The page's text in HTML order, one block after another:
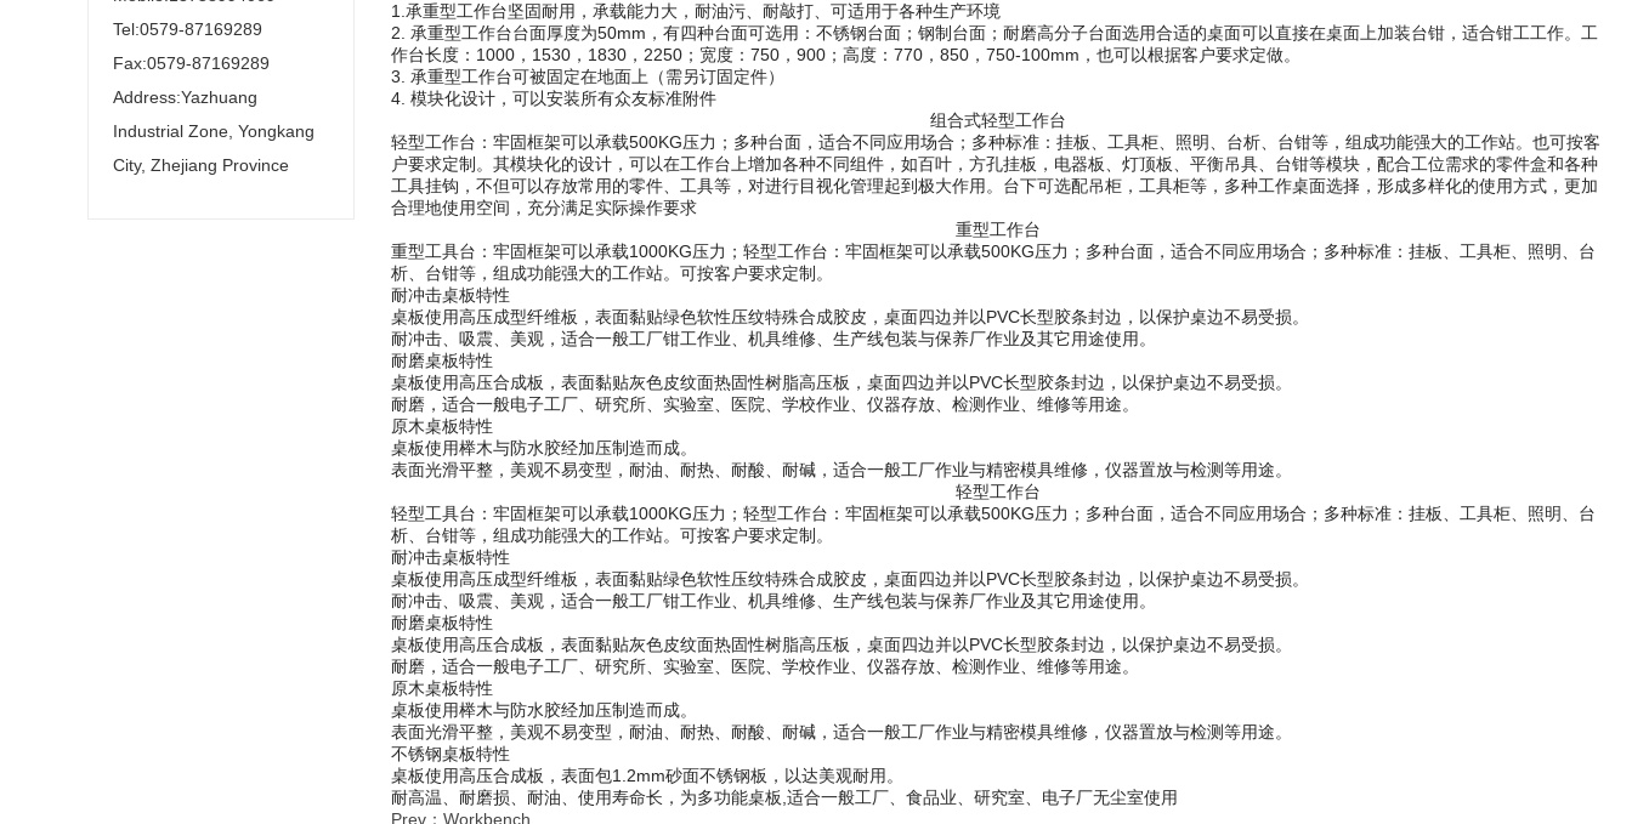
Tel:0579-87169289
Fax:0579-87169289
Address:Yazhuang
Industrial Zone, Yongkang
City, Zhejiang Province
1.承重型工作台坚固耐用，承载能力大，耐油污、耐敲打、可适用于各种生产环境
2. 承重型工作台台面厚度为50mm，有四种台面可选用：不锈钢台面；钢制台面；耐磨高分子台面选用合适的桌面可以直接在桌面上加装台钳，适合钳工工作。工
作台长度：1000，1530，1830，2250；宽度：750，900；高度：770，850，750-100mm，也可以根据客户要求定做。
3. 承重型工作台可被固定在地面上（需另订固定件）
4. 模块化设计，可以安装所有众友标准附件
组合式轻型工作台
轻型工作台：牢固框架可以承载500KG压力；多种台面，适合不同应用场合；多种标准：挂板、工具柜、照明、台析、台钳等，组成功能强大的工作站。也可按客
户要求定制。其模块化的设计，可以在工作台上增加各种不同组件，如百叶，方孔挂板，电器板、灯顶板、平衡吊具、台钳等模块，配合工位需求的零件盒和各种
工具挂钩，不但可以存放常用的零件、工具等，对进行目视化管理起到极大作用。台下可选配吊柜，工具柜等，多种工作桌面选择，形成多样化的使用方式，更加
合理地使用空间，充分满足实际操作要求
重型工作台
重型工具台：牢固框架可以承载1000KG压力；轻型工作台：牢固框架可以承载500KG压力；多种台面，适合不同应用场合；多种标准：挂板、工具柜、照明、台
析、台钳等，组成功能强大的工作站。可按客户要求定制。
耐冲击桌板特性
桌板使用高压成型纤维板，表面黏贴绿色软性压纹特殊合成胶皮，桌面四边并以PVC长型胶条封边，以保护桌边不易受损。
耐冲击、吸震、美观，适合一般工厂钳工作业、机具维修、生产线包装与保养厂作业及其它用途使用。
耐磨桌板特性
桌板使用高压合成板，表面黏贴灰色皮纹面热固性树脂高压板，桌面四边并以PVC长型胶条封边，以保护桌边不易受损。
耐磨，适合一般电子工厂、研究所、实验室、医院、学校作业、仪器存放、检测作业、维修等用途。
原木桌板特性
桌板使用榉木与防水胶经加压制造而成。
表面光滑平整，美观不易变型，耐油、耐热、耐酸、耐碱，适合一般工厂作业与精密模具维修，仪器置放与检测等用途。
轻型工作台
轻型工具台：牢固框架可以承载1000KG压力；轻型工作台：牢固框架可以承载500KG压力；多种台面，适合不同应用场合；多种标准：挂板、工具柜、照明、台
析、台钳等，组成功能强大的工作站。可按客户要求定制。
耐冲击桌板特性
桌板使用高压成型纤维板，表面黏贴绿色软性压纹特殊合成胶皮，桌面四边并以PVC长型胶条封边，以保护桌边不易受损。
耐冲击、吸震、美观，适合一般工厂钳工作业、机具维修、生产线包装与保养厂作业及其它用途使用。
耐磨桌板特性
桌板使用高压合成板，表面黏贴灰色皮纹面热固性树脂高压板，桌面四边并以PVC长型胶条封边，以保护桌边不易受损。
耐磨，适合一般电子工厂、研究所、实验室、医院、学校作业、仪器存放、检测作业、维修等用途。
原木桌板特性
桌板使用榉木与防水胶经加压制造而成。
表面光滑平整，美观不易变型，耐油、耐热、耐酸、耐碱，适合一般工厂作业与精密模具维修，仪器置放与检测等用途。
不锈钢桌板特性
桌板使用高压合成板，表面包1.2mm砂面不锈钢板，以达美观耐用。
耐高温、耐磨损、耐油、使用寿命长，为多功能桌板,适合一般工厂、食品业、研究室、电子厂无尘室使用
Prev： Workbench